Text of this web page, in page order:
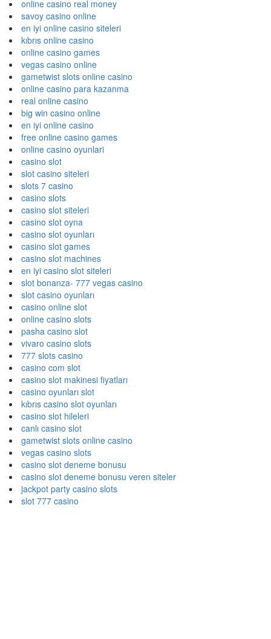
online casino real money
savoy casino online
en iyi online casino siteleri
kıbrıs online casino
online casino games
vegas casino online
gametwist slots online casino
online casino para kazanma
real online casino
big win casino online
en iyi online casino
free online casino games
online casino oyunlari
casino slot
slot casino siteleri
slots 7 casino
casino slots
casino slot siteleri
casino slot oyna
casino slot oyunları
casino slot games
casino slot machines
en iyi casino slot siteleri
slot bonanza- 777 vegas casino
slot casino oyunları
casino online slot
online casino slots
pasha casino slot
vivaro casino slots
777 slots casino
casino com slot
casino slot makinesi fiyatları
casino oyunları slot
kıbrıs casino slot oyunları
casino slot hileleri
canlı casino slot
gametwist slots online casino
vegas casino slots
casino slot deneme bonusu
casino slot deneme bonusu veren siteler
jackpot party casino slots
slot 777 casino